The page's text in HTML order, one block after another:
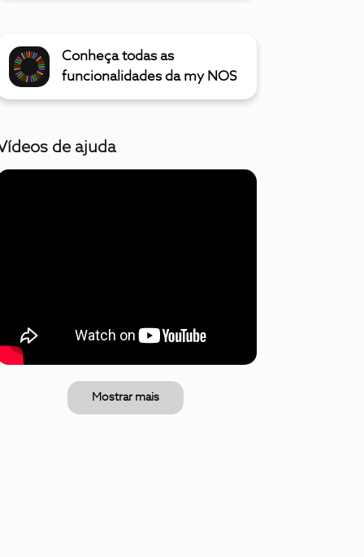
Conheça todas as
funcionalidades da my NOS
de ajuda
Mostrar mais